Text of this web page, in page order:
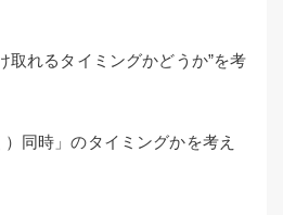
取れるタイミングかどうか”を考
同時」のタイミングかを考え